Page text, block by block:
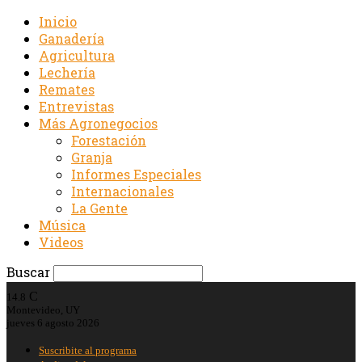
Inicio
Ganadería
Agricultura
Lechería
Remates
Entrevistas
Más Agronegocios
Forestación
Granja
Informes Especiales
Internacionales
La Gente
Música
Videos
Buscar
14.8 C
Montevideo, UY
jueves 6 agosto 2026
Suscribite al programa